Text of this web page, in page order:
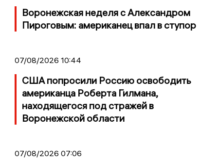
Воронежская неделя с Александром
Пироговым: американец впал в ступор
07/08/2026 10:44
США попросили Россию освободить
американца Роберта Гилмана,
находящегося под стражей в
Воронежской области
07/08/2026 07:06